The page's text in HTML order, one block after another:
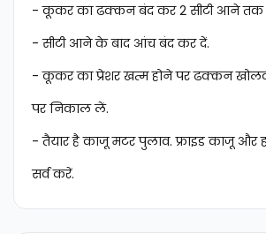
- कूकर का ढक्कन बंद कर 2 सीटी आने तक
- सीटी आने के बाद आंच बंद कर दें.
- कूकर का प्रेशर खत्म होने पर ढक्कन
पर निकाल लें.
- तैयार है काजू मटर पुलाव. फ्राइड काजू और
सर्व करें.